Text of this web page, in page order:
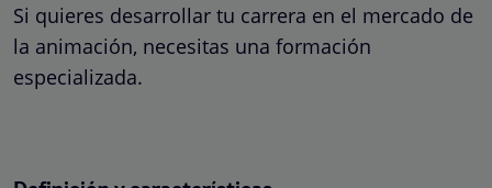
Si quieres desarrollar tu carrera en el mercado de
la animación, necesitas una formación
especializada.